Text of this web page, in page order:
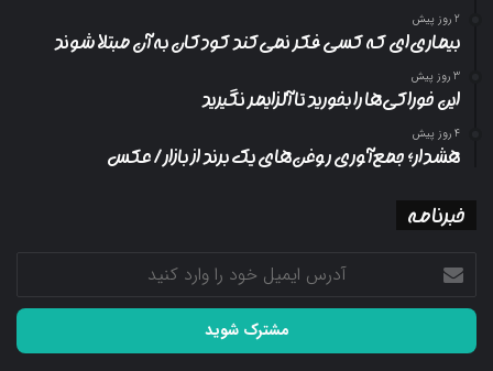
2 روز پیش
بیماری‌ای که کسی فکر نمی‌کند کودکان به آن مبتلا شوند
3 روز پیش
این خوراکی‌ها را بخورید تا آلزایمر نگیرید
4 روز پیش
هشدار؛ جمع‌آوری روغن‌های یک برند از بازار/ عکس
خبرنامه
آدرس
ایمیل
خود
وارد